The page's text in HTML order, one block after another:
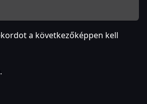
a következőképpen kell